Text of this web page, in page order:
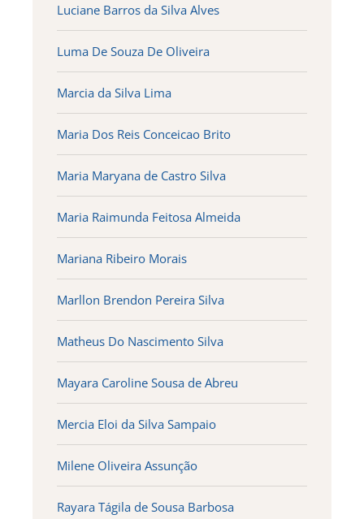
Luciane Barros da Silva Alves
Luma De Souza De Oliveira
Marcia da Silva Lima
Maria Dos Reis Conceicao Brito
Maria Maryana de Castro Silva
Maria Raimunda Feitosa Almeida
Mariana Ribeiro Morais
Marllon Brendon Pereira Silva
Matheus Do Nascimento Silva
Mayara Caroline Sousa de Abreu
Mercia Eloi da Silva Sampaio
Milene Oliveira Assunção
Rayara Tágila de Sousa Barbosa